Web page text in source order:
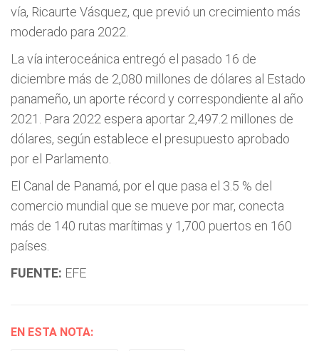
vía, Ricaurte Vásquez, que previó un crecimiento más
moderado para 2022.
La vía interoceánica entregó el pasado 16 de
diciembre más de 2,080 millones de dólares al Estado
panameño, un aporte récord y correspondiente al año
2021. Para 2022 espera aportar 2,497.2 millones de
dólares, según establece el presupuesto aprobado
por el Parlamento.
El Canal de Panamá, por el que pasa el 3.5 % del
comercio mundial que se mueve por mar, conecta
más de 140 rutas marítimas y 1,700 puertos en 160
países.
FUENTE: EFE
EN ESTA NOTA: